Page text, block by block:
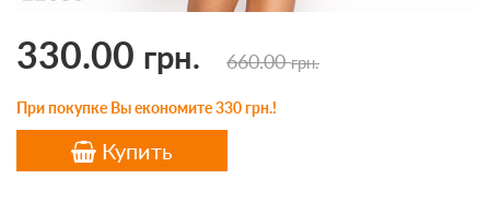
330.00 грн. 660.00грн.
При покупке Вы економите 330 грн.!
Купить